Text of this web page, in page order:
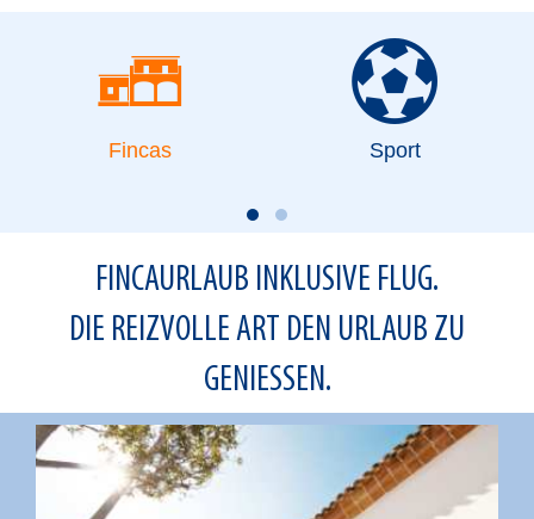
Fincas Sport
FINCAURLAUB INKLUSIVE FLUG.
DIE REIZVOLLE ART DEN URLAUB ZU
GENIESSEN.